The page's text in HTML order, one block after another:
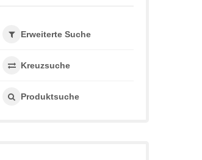
Erweiterte Suche
Kreuzsuche
Produktsuche